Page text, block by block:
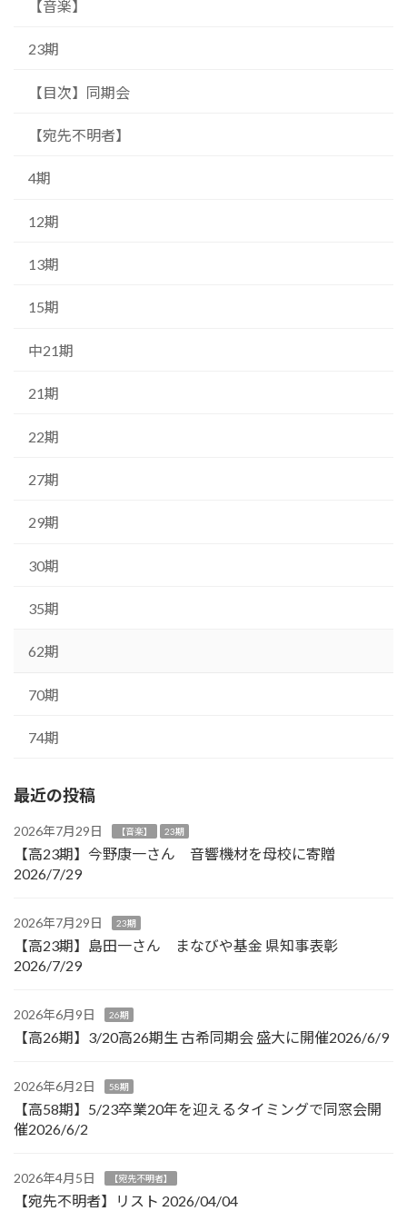
【音楽】
23期
【目次】同期会
【宛先不明者】
4期
12期
13期
15期
中21期
21期
22期
27期
29期
30期
35期
62期
70期
74期
最近の投稿
2026年7月29日 【音楽】 23期
【高23期】今野康一さん 音響機材を母校に寄贈
2026/7/29
2026年7月29日 23期
【高23期】島田一さん まなびや基金 県知事表彰
2026/7/29
2026年6月9日 26期
【高26期】3/20高26期生 古希同期会 盛大に開催2026/6/9
2026年6月2日 58期
【高58期】5/23卒業20年を迎えるタイミングで同窓会開
催2026/6/2
2026年4月5日 【宛先不明者】
【宛先不明者】リスト 2026/04/04